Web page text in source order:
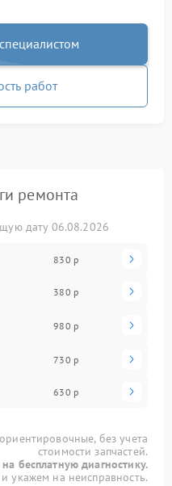
работ
ремонта
дату 06.08.2026
830 р
380 р
980 р
730 р
630 р
без учета
стоимости запчастей.
бесплатную диагностику.
укажем на неисправность.